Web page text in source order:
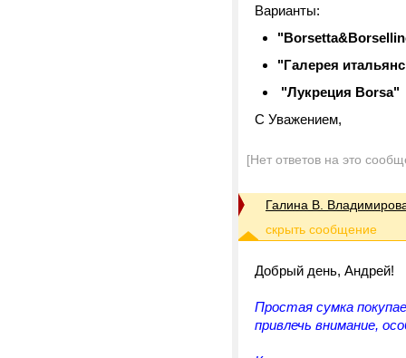
Варианты:
"Галерея
"Лукреция Borsa"
С Уважением,
[Нет ответов на это
Галина В.
Добрый день, Андрей!
Простая сумка
привлечь внимание,